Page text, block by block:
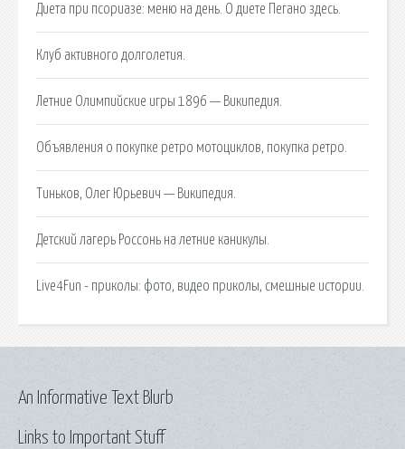
Диета при псориазе: меню на день. О диете Пегано здесь.
Клуб активного долголетия.
Летние Олимпийские игры 1896 — Википедия.
Объявления о покупке ретро мотоциклов, покупка ретро.
Тиньков, Олег Юрьевич — Википедия.
Детский лагерь Россонь на летние каникулы.
Live4Fun - приколы: фото, видео приколы, смешные истории.
Links to Important Stuff
An Informative Text Blurb